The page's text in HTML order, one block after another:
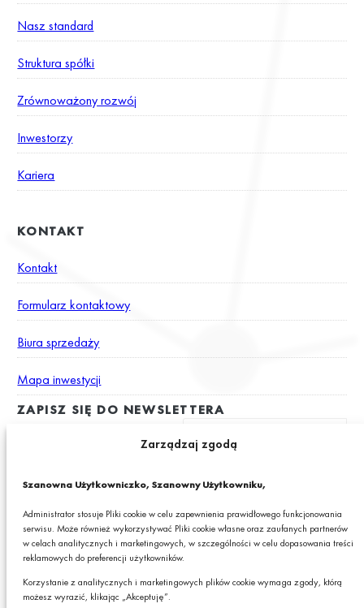
Zarządzaj zgodą
Szanowna Użytkowniczko, Szanowny Użytkowniku,
Administrator stosuje Pliki cookie w celu zapewnienia prawidłowego funkcjonowania
serwisu. Może również wykorzystywać Pliki cookie własne oraz zaufanych partnerów
w celach analitycznych i marketingowych, w szczególności w celu dopasowania treści
reklamowych do preferencji użytkowników.
Korzystanie z analitycznych i marketingowych plików cookie wymaga zgody, którą
możesz wyrazić, klikając „Akceptuję”.
Nasz standard
Struktura spółki
Zrównoważony rozwój
Inwestorzy
Kariera
KONTAKT
Kontakt
Formularz kontaktowy
Biura sprzedaży
Mapa inwestycji
ZAPISZ SIĘ DO NEWSLETTERA
adres e-mail newslettera z informacjami o ciekawych promocjach,
produktach lub usługach GRANIT S.A.*
* Pola obowiązkowe
Podając swój adres e-mail wyrażasz zgodę na otrzymywanie drogą elektroniczną,
produktach lub usługach GRANIT S.A. oraz zgodę na przetwarzanie przez GRANIT
S.A. Twoich danych osobowych w postaci tego adresu e-mail. Szczegółowe zasady